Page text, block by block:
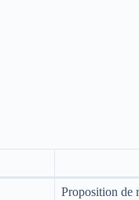
Proposition de